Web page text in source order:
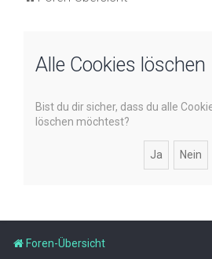
Alle Cookies löschen
Bist du dir sicher, dass du alle
löschen möchtest?
Foren-Übersicht